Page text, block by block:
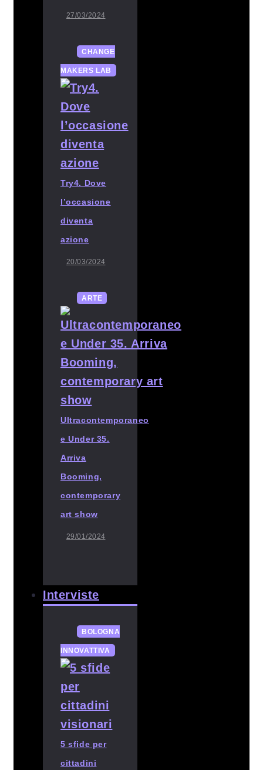
27/03/2024
CHANGE
MAKERS LAB
Try4. Dove
l’occasione
diventa
azione
20/03/2024
ARTE
Ultracontemporaneo
e Under 35.
Arriva
Booming,
contemporary
art show
29/01/2024
Interviste
BOLOGNA
INNOVATTIVA
5 sfide per
cittadini